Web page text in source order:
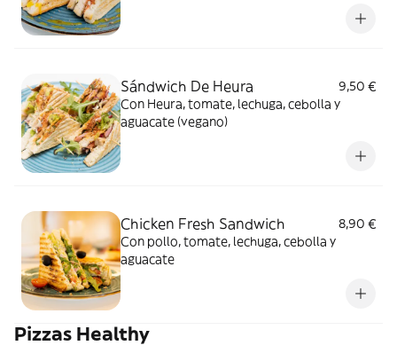
Sándwich De Heura
9,50 €
Con Heura, tomate, lechuga, cebolla y
aguacate (vegano)
Chicken Fresh Sandwich
8,90 €
Con pollo, tomate, lechuga, cebolla y
aguacate
Pizzas Healthy